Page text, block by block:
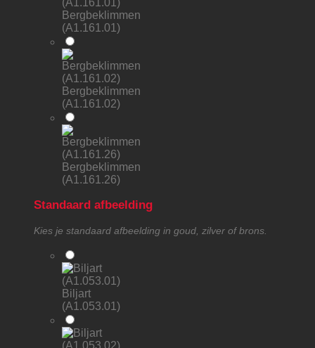
Bergbeklimmen
(A1.161.01)
Bergbeklimmen
(A1.161.02)
Bergbeklimmen
(A1.161.26)
Standaard afbeelding
Kies je standaard afbeelding in goud, zilver of brons.
Biljart
(A1.053.01)